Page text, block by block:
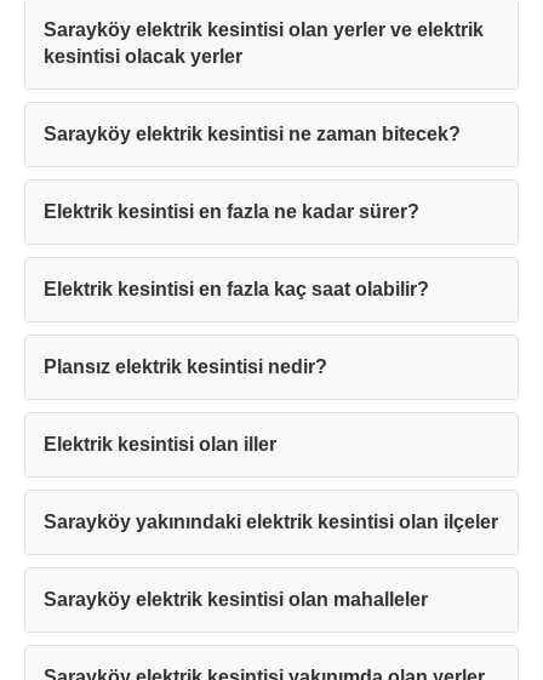
Sarayköy elektrik kesintisi olan yerler ve elektrik
kesintisi olacak yerler
Sarayköy elektrik kesintisi ne zaman bitecek?
Elektrik kesintisi en fazla ne kadar sürer?
Elektrik kesintisi en fazla kaç saat olabilir?
Plansız elektrik kesintisi nedir?
Elektrik kesintisi olan iller
Sarayköy yakınındaki elektrik kesintisi olan ilçeler
Sarayköy elektrik kesintisi olan mahalleler
Teşekkürler!
Mesajınız başarıyla ulaştırıldı. En kısa
sürede sizinle iletişime geçilecektir.
Kapat